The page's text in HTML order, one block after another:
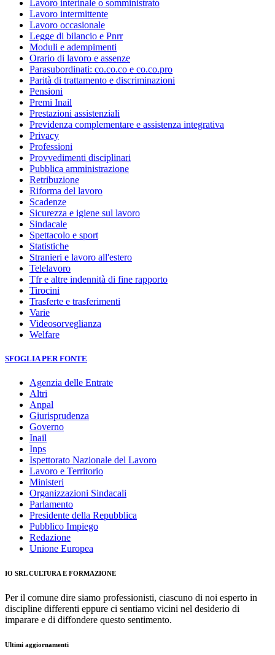
Lavoro interinale o somministrato
Lavoro intermittente
Lavoro occasionale
Legge di bilancio e Pnrr
Moduli e adempimenti
Orario di lavoro e assenze
Parasubordinati: co.co.co e co.co.pro
Parità di trattamento e discriminazioni
Pensioni
Premi Inail
Prestazioni assistenziali
Previdenza complementare e assistenza integrativa
Privacy
Professioni
Provvedimenti disciplinari
Pubblica amministrazione
Retribuzione
Riforma del lavoro
Scadenze
Sicurezza e igiene sul lavoro
Sindacale
Spettacolo e sport
Statistiche
Stranieri e lavoro all'estero
Telelavoro
Tfr e altre indennità di fine rapporto
Tirocini
Trasferte e trasferimenti
Varie
Videosorveglianza
Welfare
SFOGLIA PER FONTE
Agenzia delle Entrate
Altri
Anpal
Giurisprudenza
Governo
Inail
Inps
Ispettorato Nazionale del Lavoro
Lavoro e Territorio
Ministeri
Organizzazioni Sindacali
Parlamento
Presidente della Repubblica
Pubblico Impiego
Redazione
Unione Europea
IO SRL CULTURA E FORMAZIONE
Per il comune dire siamo professionisti, ciascuno di noi esperto in
discipline differenti eppure ci sentiamo vicini nel desiderio di
imparare e di diffondere questo sentimento.
Ultimi aggiornamenti